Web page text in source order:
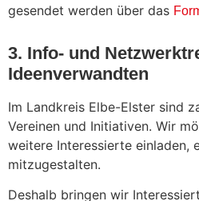
gesendet werden über das
3. Info- und
Ideenverwandten
Im Landkreis Elbe-Elster sind
Vereinen und Initiativen. Wir
weitere Interessierte einladen,
mitzugestalten.
Deshalb bringen wir